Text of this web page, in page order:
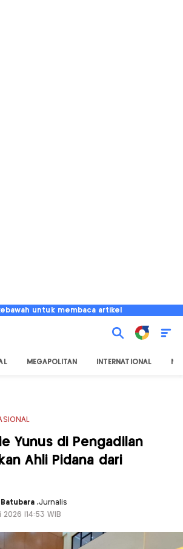
untuk membaca artikel
MEGAPOLITAN INTERNATIONAL
Yunus di Pengadilan
Ahli Pidana dari
Batubara,Jurnalis
|14:53 WIB